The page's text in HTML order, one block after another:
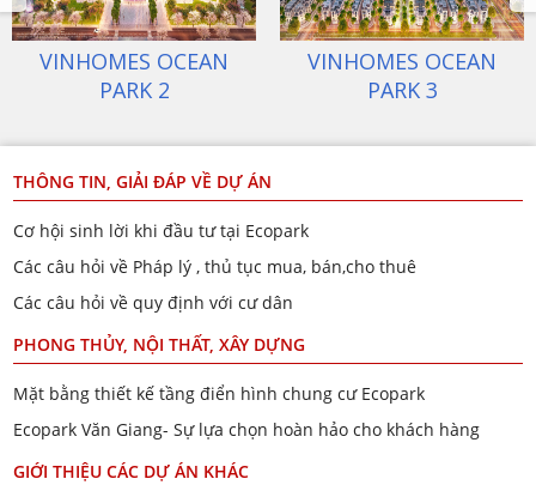
ECOPARK VĂN GIANG
VINHOMES OCEAN
PARK 1
THÔNG TIN, GIẢI ĐÁP VỀ DỰ ÁN
Cơ hội sinh lời khi đầu tư tại Ecopark
Các câu hỏi về Pháp lý , thủ tục mua, bán,cho thuê
Các câu hỏi về quy định với cư dân
PHONG THỦY, NỘI THẤT, XÂY DỰNG
Mặt bằng thiết kế tầng điển hình chung cư Ecopark
Ecopark Văn Giang- Sự lựa chọn hoàn hảo cho khách hàng
GIỚI THIỆU CÁC DỰ ÁN KHÁC